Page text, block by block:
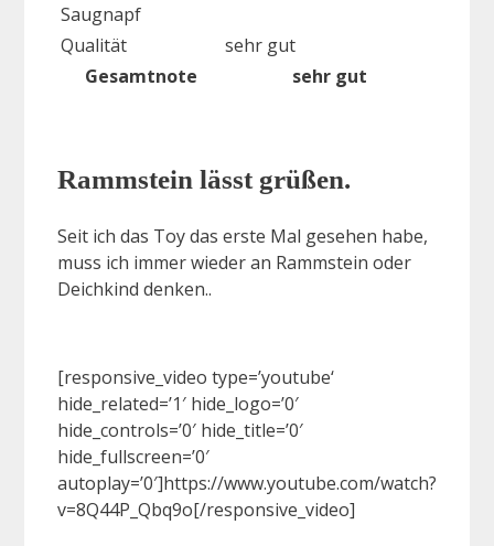
Saugnapf
Qualität
sehr gut
Gesamtnote
sehr gut
Rammstein lässt grüßen.
Seit ich das Toy das erste Mal gesehen habe,
muss ich immer wieder an Rammstein oder
Deichkind denken..
[responsive_video type=’youtube‘
hide_related=’1′ hide_logo=’0′
hide_controls=’0′ hide_title=’0′
hide_fullscreen=’0′
autoplay=’0′]https://www.youtube.com/watch?
v=8Q44P_Qbq9o[/responsive_video]